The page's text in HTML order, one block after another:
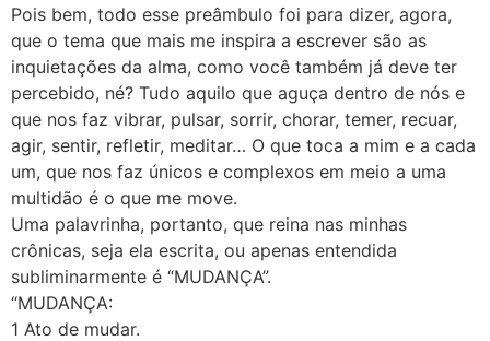
Pois bem, todo esse preâmbulo foi para dizer, agora,
que o tema que mais me inspira a escrever são as
inquietações da alma, como você também já deve ter
percebido, né? Tudo aquilo que aguça dentro de nós e
que nos faz vibrar, pulsar, sorrir, chorar, temer, recuar,
agir, sentir, refletir, meditar… O que toca a mim e a cada
um, que nos faz únicos e complexos em meio a uma
multidão é o que me move.
Uma palavrinha, portanto, que reina nas minhas
crônicas, seja ela escrita, ou apenas entendida
subliminarmente é “MUDANÇA”.
“MUDANÇA:
1 Ato de mudar.